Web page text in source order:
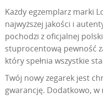
Każdy egzemplarz marki
najwyższej jakości i
pochodzi z oficjalnej
stuprocentową pewność
który spełnia wszystkie
Twój nowy zegarek jest
gwarancję. Dodatkowo, w